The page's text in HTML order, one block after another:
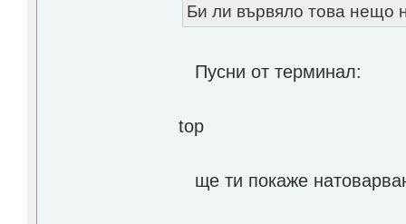
Би ли вървяло това нещо
Пусни от терминал:
top
ще ти покаже